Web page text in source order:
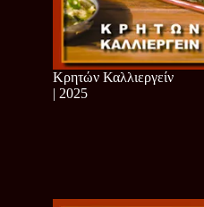
Κρητών Καλλιεργείν
| 2025